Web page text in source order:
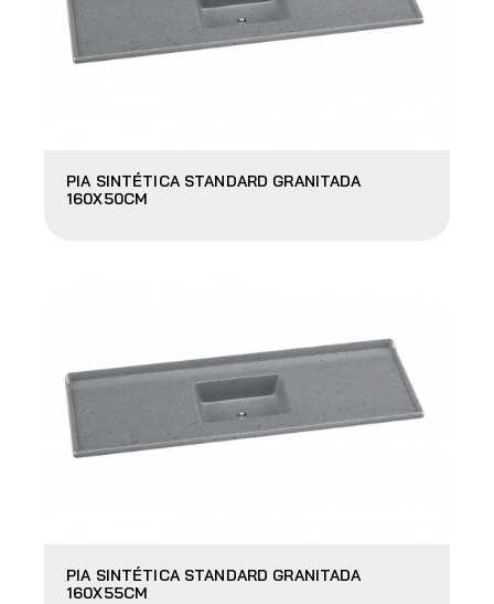
PIA SINTÉTICA STANDARD GRANITADA
160X50CM
PIA SINTÉTICA STANDARD GRANITADA
160X55CM